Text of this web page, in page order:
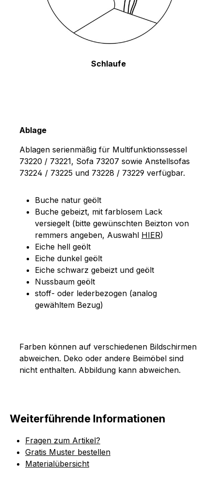
Schlaufe
Ablage
Ablagen serienmäßig für Multifunktionssessel
73220 / 73221, Sofa 73207 sowie Anstellsofas
73224 / 73225 und 73228 / 73229 verfügbar.
Buche natur geölt
Buche gebeizt, mit farblosem Lack
versiegelt (bitte gewünschten Beizton von
remmers angeben, Auswahl HIER)
Eiche hell geölt
Eiche dunkel geölt
Eiche schwarz gebeizt und geölt
Nussbaum geölt
stoff- oder lederbezogen (analog
gewähltem Bezug)
Farben können auf verschiedenen Bildschirmen
abweichen. Deko oder andere Beimöbel sind
nicht enthalten. Abbildung kann abweichen.
Weiterführende Informationen
Fragen zum Artikel?
Gratis Muster bestellen
Materialübersicht